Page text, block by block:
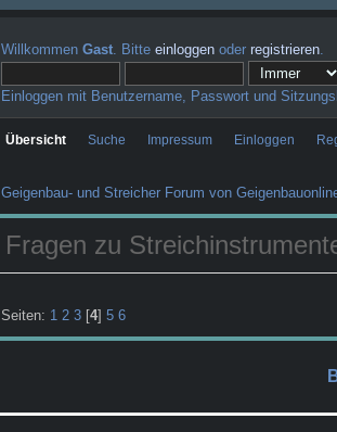
Willkommen Gast . Bitte einloggen oder registrieren
Einloggen mit Benutzername, Passwort und
Übersicht Suche Impressum Einloggen
Geigenbau- und Streicher Forum von
Fragen zu
Seiten: 1 2 3 [4] 5 6